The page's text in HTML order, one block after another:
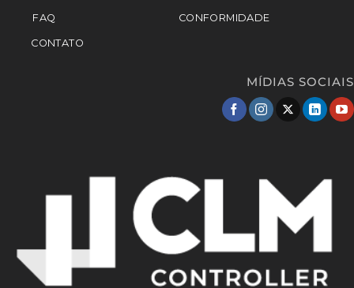
FAQ
CONTATO
CONFORMIDADE
MÍDIAS SOCIAIS